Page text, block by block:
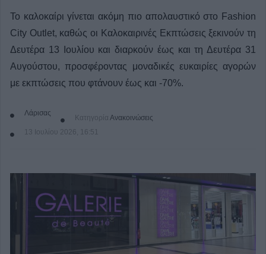
Το καλοκαίρι γίνεται ακόμη πιο απολαυστικό στο Fashion
City Outlet, καθώς οι Καλοκαιρινές Εκπτώσεις ξεκινούν τη
Δευτέρα 13 Ιουλίου και διαρκούν έως και τη Δευτέρα 31
Αυγούστου, προσφέροντας μοναδικές ευκαιρίες αγορών
με εκπτώσεις που φτάνουν έως και -70%.
Λάρισας
Κατηγορία Ανακοινώσεις
13 Ιουλίου 2026, 16:51